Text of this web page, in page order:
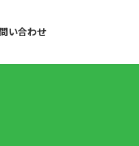
い合わせ